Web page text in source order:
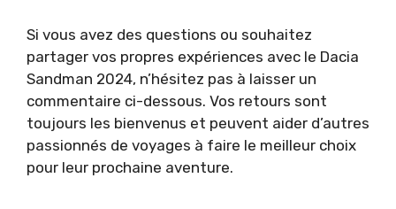
Si vous avez des questions ou souhaitez
partager vos propres expériences avec le Dacia
Sandman 2024, n’hésitez pas à laisser un
commentaire ci-dessous. Vos retours sont
toujours les bienvenus et peuvent aider d’autres
passionnés de voyages à faire le meilleur choix
pour leur prochaine aventure.